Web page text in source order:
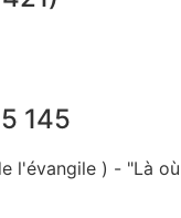
145
l'évangile ) - "Là où